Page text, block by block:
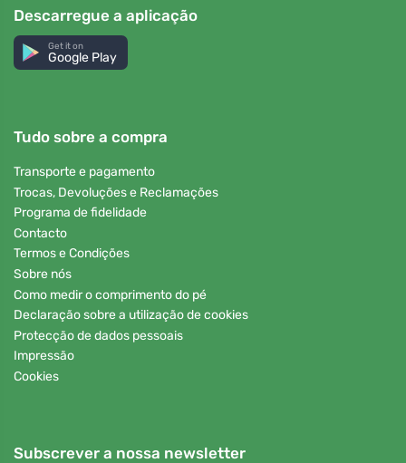
Descarregue a aplicação
Get it on
Google Play
Tudo sobre a compra
Transporte e pagamento
Trocas, Devoluções e Reclamações
Programa de fidelidade
Contacto
Termos e Condições
Sobre nós
Como medir o comprimento do pé
Declaração sobre a utilização de cookies
Protecção de dados pessoais
Impressão
Cookies
Subscrever a nossa newsletter